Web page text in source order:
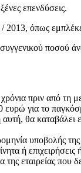
επενδύσεις.
όπως
ποσού
πριν από
για το
θα
υποβολής
ή
της εταιρείας